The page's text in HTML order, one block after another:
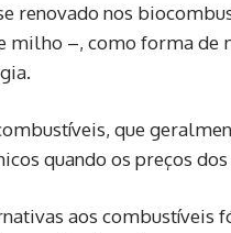
renovado nos
milho –, como forma de
que
quando os preços
aos combustíveis